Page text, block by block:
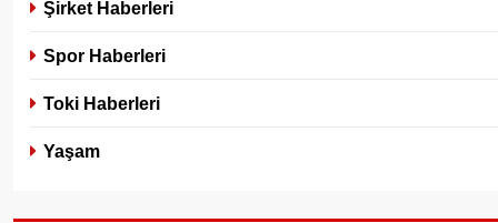
Şirket Haberleri
Spor Haberleri
Toki Haberleri
Yaşam